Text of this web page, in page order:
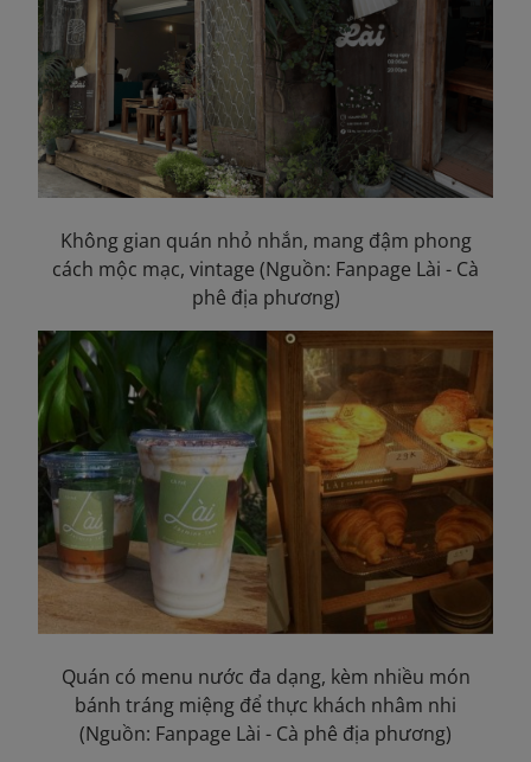
Không gian quán nhỏ nhắn, mang đậm phong
cách mộc mạc, vintage (Nguồn: Fanpage Lài - Cà
phê địa phương)
Quán có menu nước đa dạng, kèm nhiều món
bánh tráng miệng để thực khách nhâm nhi
(Nguồn: Fanpage Lài - Cà phê địa phương)